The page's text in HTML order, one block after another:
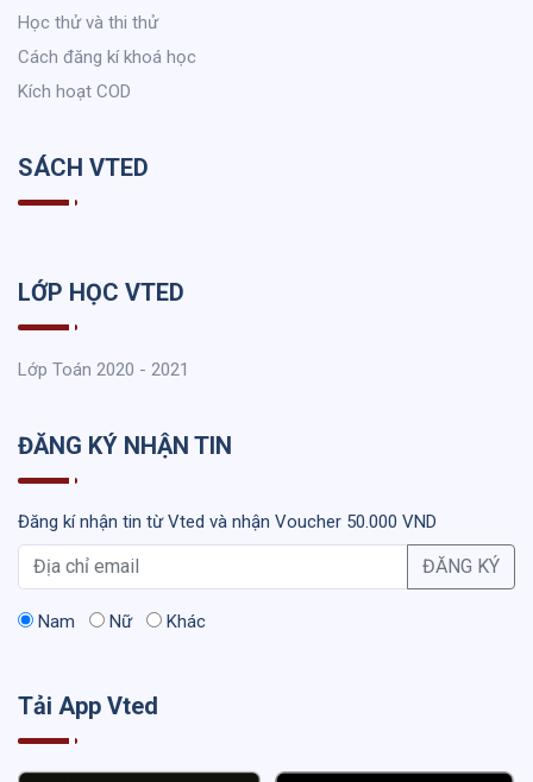
Học thử và thi thử
Cách đăng kí khoá học
Kích hoạt COD
SÁCH VTED
LỚP HỌC VTED
Lớp Toán 2020 - 2021
ĐĂNG KÝ NHẬN TIN
Đăng kí nhận tin từ Vted và nhận Voucher 50.000 VND
ĐĂNG KÝ
Nam Nữ Khác
Tải App Vted